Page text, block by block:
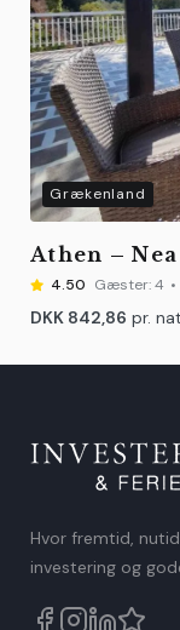
Grækenland
Athen –
4.50 Gæster:4
DKK 842,86 pr. nat
Hvor fremtid,
investering og